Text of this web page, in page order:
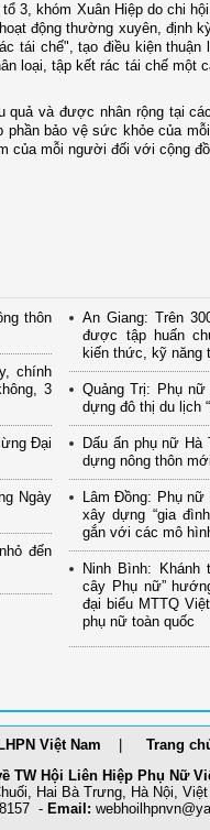
tổ 3, khóm Xuân Hiệp do chi
động thường xuyên, định
tái chế", tạo điều kiện
loại, tập kết rác tái chế một
quả và được nhân rộng tại
bảo vệ sức khỏe của
của mỗi người đối với cộng
thôn
chính
3
Đại
Ngày
đến
An Giang: Trên
được tập huấn
kiến thức, kỹ năng
Quảng Trị: Phụ
dựng đô thị du lịch
Dấu ấn phụ nữ Hà
dựng nông thôn mới
Lâm Đồng: Phụ nữ
xây dựng “gia
gắn với các mô
Ninh Bình: Khánh
cây Phụ nữ”
đại biểu MTTQ
phụ nữ toàn quốc
Việt Nam Trang
TW Hội Liên Hiệp Phụ Nữ
Hai Bà Trưng, Hà Nội, Việt
- Email: webhoilh